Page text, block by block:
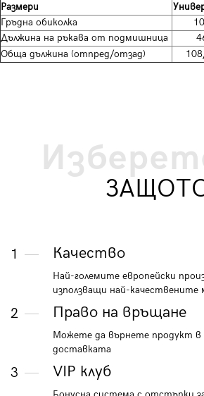
Размери
Гръдна обиколка
Дължина на ръкава от подмишница
Обща дължина (отпред/отзад)
1 Качество
Най-големите европейски
използващи най-качествените
2 Право на връщане
Можете да върнете продукт в
доставката
3 VIP клуб